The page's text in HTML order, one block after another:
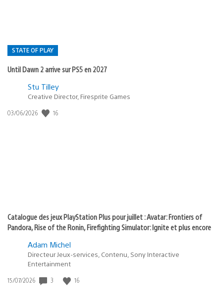
STATE OF PLAY
Until Dawn 2 arrive sur PS5 en 2027
Postée
:
Stu Tilley
Creative Director, Firesprite Games
Date
03/06/2026 16
Catalogue des jeux PlayStation Plus pour juillet : Avatar: Frontiers of
Pandora, Rise of the Ronin, Firefighting Simulator: Ignite et plus encore
Adam Michel
Directeur Jeux-services, Contenu, Sony Interactive
Entertainment
Date
15/07/2026 3 16